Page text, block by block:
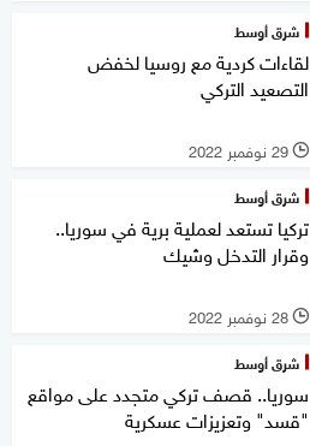
شرق أوسط
لقاءات كردية مع روسيا لخفض
التصعيد التركي
l 29 نوفمبر 2022
شرق أوسط
تركيا تستعد لعملية برية في سوريا..
وقرار التدخل وشيك
l 28 نوفمبر 2022
شرق أوسط
سوريا.. قصف تركي متجدد على مواقع
"قسد" وتعزيزات عسكرية